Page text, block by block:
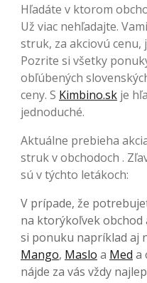
Hľadáte v ktorom
Už viac nehľadajte.
struk, za akciovú cenu,
Pozrite si všetky
obľúbených
ceny. S Kimbino.sk je
jednoduché.
Aktuálne prebieha
struk v obchodoch .
sú v týchto letákoch:
V prípade, že
na ktorýkoľvek obchod
si ponuku napríklad aj
Mango, Maslo a Med a
nájde za vás vždy